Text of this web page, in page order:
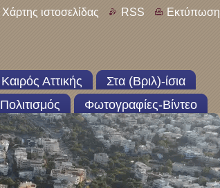
Χάρτης ιστοσελίδας RSS Εκτύπωση
Καιρός Αττικής
Στα (Βριλ)-ίσια
Πολιτισμός Φωτογραφίες-Βίντεο